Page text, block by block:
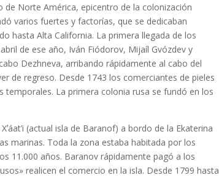
de Norte América, epicentro de la colonización
varios fuertes y factorías, que se dedicaban
hasta Alta California. La primera llegada de los
de ese año, Iván Fiódorov, Mijaíl Gvózdev y
Dezhneva, arribando rápidamente al cabo del
de regreso. Desde 1743 los comerciantes de pieles
temporales. La primera colonia rusa se fundó en los
(actual isla de Baranof) a bordo de la Ekaterina
marinas. Toda la zona estaba habitada por los
11.000 años. Baranov rápidamente pagó a los
realicen el comercio en la isla. Desde 1799 hasta